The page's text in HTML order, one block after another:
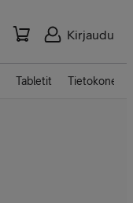
Kirjaudu
Tabletit Tietokoneet